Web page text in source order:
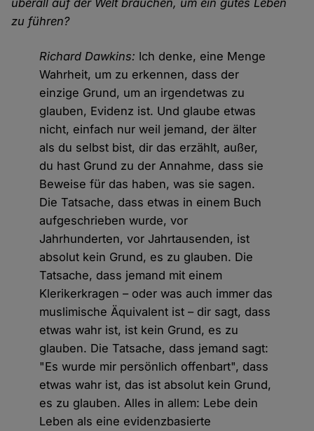
zu führen?
Richard Dawkins: Ich denke, eine Menge
Wahrheit, um zu erkennen, dass der
einzige Grund, um an irgendetwas zu
glauben, Evidenz ist. Und glaube etwas
nicht, einfach nur weil jemand, der älter
als du selbst bist, dir das erzählt, außer,
du hast Grund zu der Annahme, dass sie
Beweise für das haben, was sie sagen.
Die Tatsache, dass etwas in einem Buch
aufgeschrieben wurde, vor
Jahrhunderten, vor Jahrtausenden, ist
absolut kein Grund, es zu glauben. Die
Tatsache, dass jemand mit einem
Klerikerkragen – oder was auch immer das
muslimische Äquivalent ist – dir sagt, dass
etwas wahr ist, ist kein Grund, es zu
glauben. Die Tatsache, dass jemand sagt:
"Es wurde mir persönlich offenbart", dass
etwas wahr ist, das ist absolut kein Grund,
es zu glauben. Alles in allem: Lebe dein
Leben als eine evidenzbasierte